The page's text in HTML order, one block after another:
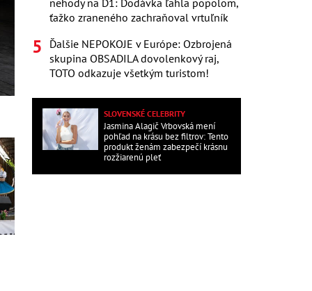
nehody na D1: Dodávka ľahla popolom,
ťažko zraneného zachraňoval vrtuľník
Ďalšie NEPOKOJE v Európe: Ozbrojená
skupina OBSADILA dovolenkový raj,
TOTO odkazuje všetkým turistom!
SLOVENSKÉ CELEBRITY
Jasmina Alagič Vrbovská mení
pohľad na krásu bez filtrov: Tento
produkt ženám zabezpečí krásnu
rozžiarenú pleť